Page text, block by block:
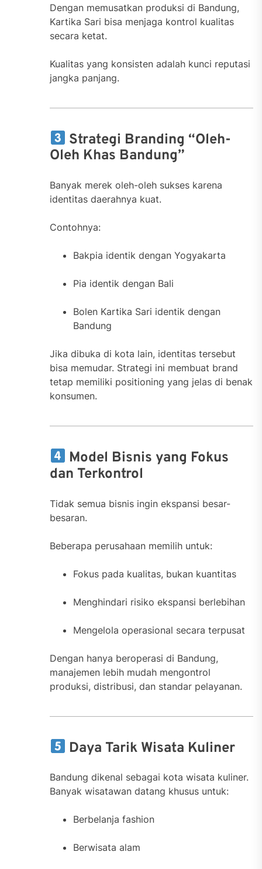
Dengan memusatkan produksi di Bandung,
Kartika Sari bisa menjaga kontrol kualitas
secara ketat.
Kualitas yang konsisten adalah kunci reputasi
jangka panjang.
Strategi Branding “Oleh-
Oleh Khas Bandung”
Banyak merek oleh-oleh sukses karena
identitas daerahnya kuat.
Contohnya:
Bakpia identik dengan Yogyakarta
Pia identik dengan Bali
Bolen Kartika Sari identik dengan
Bandung
Jika dibuka di kota lain, identitas tersebut
bisa memudar. Strategi ini membuat brand
tetap memiliki positioning yang jelas di benak
konsumen.
Model Bisnis yang Fokus
dan Terkontrol
Tidak semua bisnis ingin ekspansi besar-
besaran.
Beberapa perusahaan memilih untuk:
Fokus pada kualitas, bukan kuantitas
Menghindari risiko ekspansi berlebihan
Mengelola operasional secara terpusat
Dengan hanya beroperasi di Bandung,
manajemen lebih mudah mengontrol
produksi, distribusi, dan standar pelayanan.
Daya Tarik Wisata Kuliner
Bandung dikenal sebagai kota wisata kuliner.
Banyak wisatawan datang khusus untuk:
Berbelanja fashion
Berwisata alam